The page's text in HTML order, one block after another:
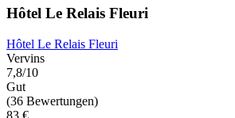
Hôtel Le Relais Fleuri
Hôtel Le Relais Fleuri
Vervins
7,8/10
Gut
(36 Bewertungen)
83 €